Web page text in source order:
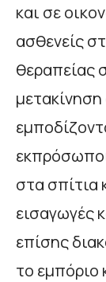
και σε
ασθενείς
θεραπείας
στα σπίτια
εισαγωγές
επίσης
το εμπόριο